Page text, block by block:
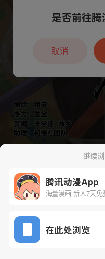
继续
腾讯动漫App
海量漫画 新人7天免
在此处浏览
本章节仅支持
户
是否前往
取消